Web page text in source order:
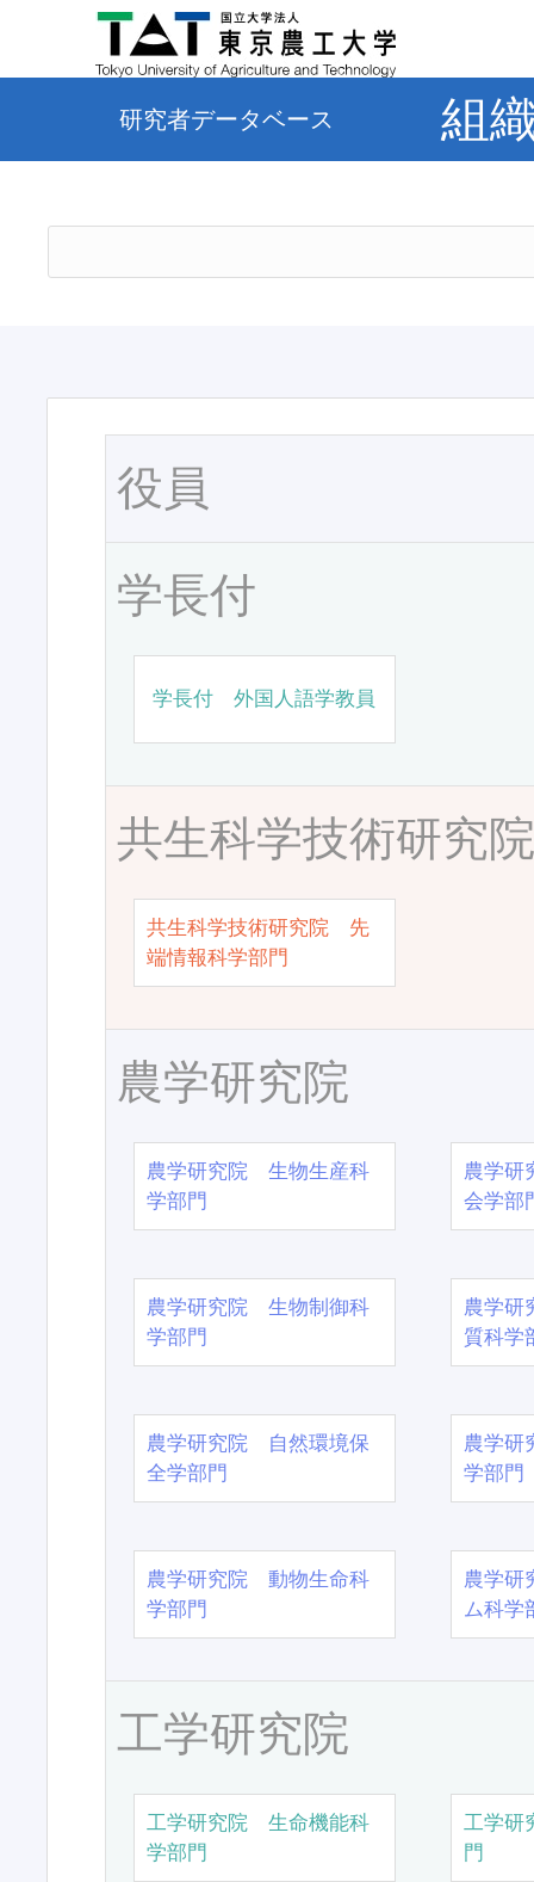
研究者データベース 組
役員
学長付
学長付 外国人語学教員
共生科学技術研究
共生科学技術研究院 先
端情報科学部門
農学研究院
農学研究院 生物生産科
学部門
農学
会学部
農学研究院 生物制御科
学部門
農学
質科学
農学研究院 自然環境保
全学部門
農学
学部門
農学研究院 動物生命科
学部門
農学
ム科学
工学研究院
工学研究院 生命機能科
学部門
工学研
門